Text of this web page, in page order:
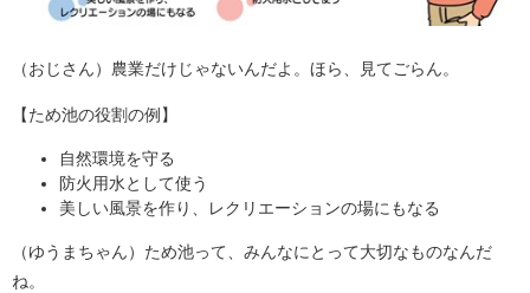
（おじさん）農業だけじゃないんだよ。ほら、見てごらん。
【ため池の役割の例】
自然環境を守る
防火用水として使う
美しい風景を作り、レクリエーションの場にもなる
（ゆうまちゃん）ため池って、みんなにとって大切なものなんだ
ね。